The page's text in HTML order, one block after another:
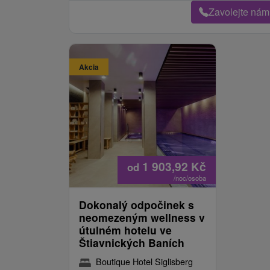
Zavolejte
Akcia
od 1 903,92 Kč
/noc/osoba
Dokonalý odpočinek s
neomezeným wellness v
útulném hotelu ve
Štiavnických Baních
Boutique Hotel Siglisberg